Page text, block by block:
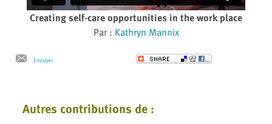
Creating self-care opportunities in the work place
Par : Kathryn Mannix
Envoyer
Autres contributions de :